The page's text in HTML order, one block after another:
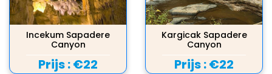
Incekum Sapadere
Canyon
Prijs :€22
Kargicak Sapadere
Canyon
Prijs :€22